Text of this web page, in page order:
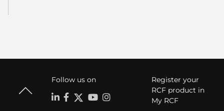
Follow us on
Register your
RCF product in
My RCF